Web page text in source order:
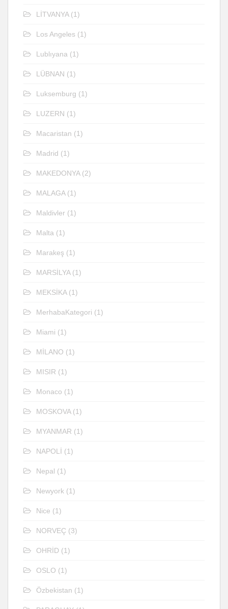
LİTVANYA(1)
Los Angeles (1)
Lublıyana (1)
LÜBNAN (1)
Luksemburg (1)
LUZERN (1)
Macaristan (1)
Madrid (1)
MAKEDONYA(2)
MALAGA(1)
Maldivler (1)
Malta (1)
Marakeş (1)
MARSİLYA(1)
MEKSİKA(1)
MerhabaKategori (1)
Miami (1)
MİLANO (1)
MISIR (1)
Monaco (1)
MOSKOVA(1)
MYANMAR (1)
NAPOLİ (1)
Nepal (1)
Newyork (1)
Nice (1)
NORVEÇ (3)
OHRİD (1)
OSLO (1)
Özbekistan (1)